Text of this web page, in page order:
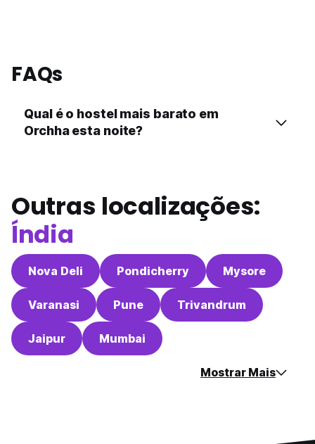
FAQs
Qual é o hostel mais barato em
Orchha esta noite?
Outras localizações:
Índia
Nova Deli Pondicherry Mysore
Varanasi Pune Trivandrum
Jaipur Mumbai
Mostrar Mais